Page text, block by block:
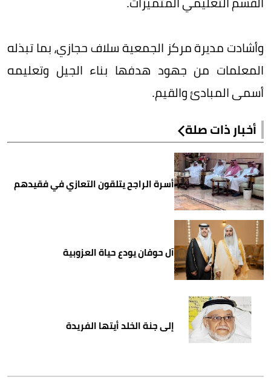
وأشادت مديرة مركز الجمعية سلاف حجازي، بما تبذله
المعلمات من جهود هدفها بناء الجيل وتعليمه
أسمى المبادئ والقيم.
أخبار ذات صلة
أسرة الراجح يتلقون التعازي في فقيدهم
آل حوفان يودع حياة العزوبية
إلى جنة الخلد أيتها الفريدة